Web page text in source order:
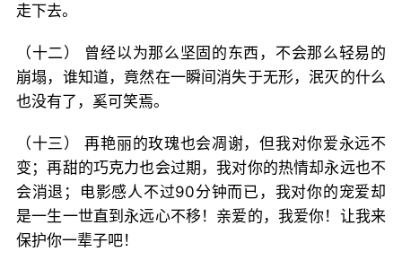
走下去。
（十二） 曾经以为那么坚固的东西，不会那么轻易的
崩塌，谁知道，竟然在一瞬间消失于无形，泯灭的什么
也没有了，奚可笑焉。
（十三） 再艳丽的玫瑰也会凋谢，但我对你爱永远不
变；再甜的巧克力也会过期，我对你的热情却永远也不
会消退；电影感人不过90分钟而已，我对你的宠爱却
是一生一世直到永远心不移！亲爱的，我爱你！让我来
保护你一辈子吧！